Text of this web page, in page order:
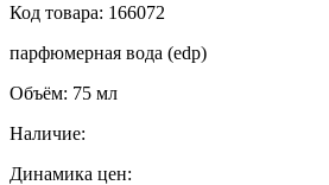
Код товара: 166072
парфюмерная вода (edp)
Объём: 75 мл
Наличие:
Динамика цен: